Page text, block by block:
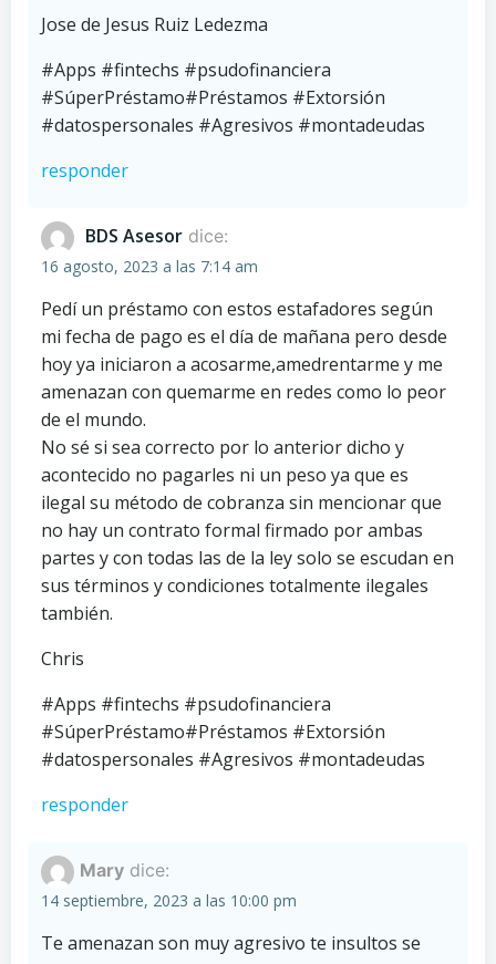
Jose de Jesus Ruiz Ledezma
#Apps #fintechs #psudofinanciera
#SúperPréstamo#Préstamos #Extorsión
#datospersonales #Agresivos #montadeudas
responder
BDS Asesor dice:
16 agosto, 2023 a las 7:14 am
Pedí un préstamo con estos estafadores según
mi fecha de pago es el día de mañana pero desde
hoy ya iniciaron a acosarme,amedrentarme y me
amenazan con quemarme en redes como lo peor
de el mundo.
No sé si sea correcto por lo anterior dicho y
acontecido no pagarles ni un peso ya que es
ilegal su método de cobranza sin mencionar que
no hay un contrato formal firmado por ambas
partes y con todas las de la ley solo se escudan en
sus términos y condiciones totalmente ilegales
también.
Chris
#Apps #fintechs #psudofinanciera
#SúperPréstamo#Préstamos #Extorsión
#datospersonales #Agresivos #montadeudas
responder
Mary dice:
14 septiembre, 2023 a las 10:00 pm
Te amenazan son muy agresivo te insultos se